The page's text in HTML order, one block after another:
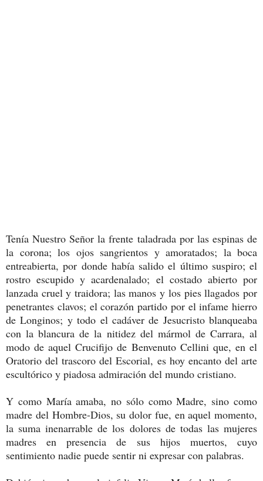
Tenía Nuestro Señor la frente taladrada por las espinas de
la corona; los ojos sangrientos y amoratados; la boca
entreabierta, por donde había salido el último suspiro; el
rostro escupido y acardenalado; el costado abierto por
lanzada cruel y traidora; las manos y los pies llagados por
penetrantes clavos; el corazón partido por el infame hierro
de Longinos; y todo el cadáver de Jesucristo blanqueaba
con la blancura de la nitidez del mármol de Carrara, al
modo de aquel Crucifijo de Benvenuto Cellini que, en el
Oratorio del trascoro del Escorial, es hoy encanto del arte
escultórico y piadosa admiración del mundo cristiano.
Y como María amaba, no sólo como Madre, sino como
madre del Hombre-Dios, su dolor fue, en aquel momento,
la suma inenarrable de los dolores de todas las mujeres
madres en presencia de sus hijos muertos, cuyo
sentimiento nadie puede sentir ni expresar con palabras.